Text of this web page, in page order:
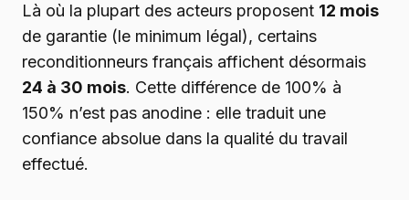
Là où la plupart des acteurs proposent 12 mois
de garantie (le minimum légal), certains
reconditionneurs français affichent désormais
24 à 30 mois. Cette différence de 100% à
150% n’est pas anodine : elle traduit une
confiance absolue dans la qualité du travail
effectué.